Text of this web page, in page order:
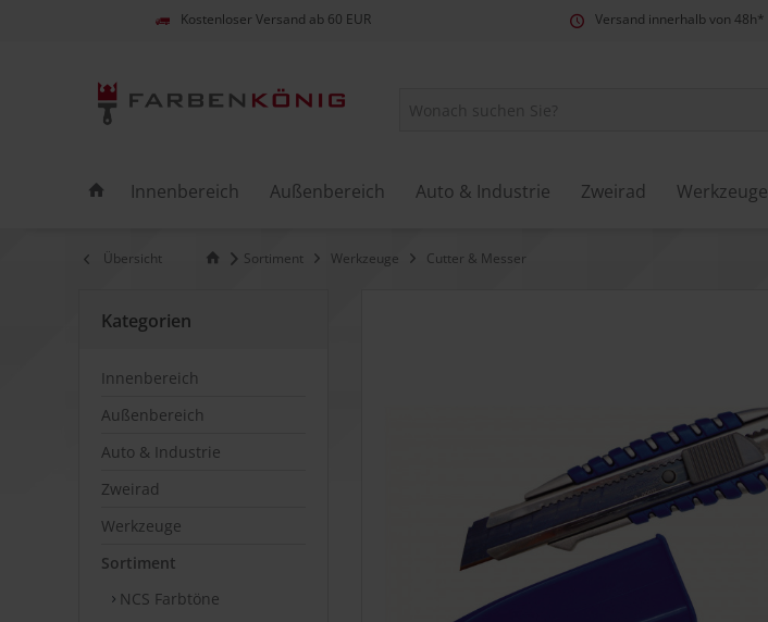
Kostenloser Versand ab 60 EUR Versand innerhalb von 48h*
Innenbereich Außenbereich Auto & Industrie Zweirad Werkzeuge
Übersicht Sortiment Werkzeuge Cutter & Messer
Kategorien
Innenbereich
Außenbereich
Auto & Industrie
Zweirad
Werkzeuge
Sortiment
NCS Farbtöne